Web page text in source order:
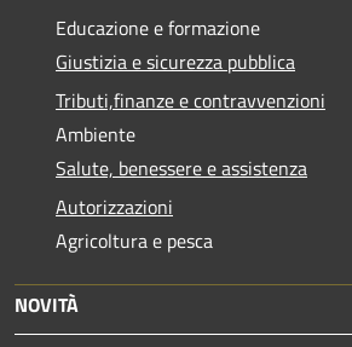
Educazione e formazione
Giustizia e sicurezza pubblica
Tributi,finanze e contravvenzioni
Ambiente
Salute, benessere e assistenza
Autorizzazioni
Agricoltura e pesca
NOVITÀ